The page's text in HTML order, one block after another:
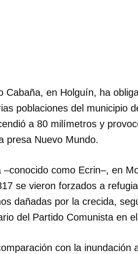
Cabaña, en Holguín, ha
poblaciones del municipio
a 80 milímetros y
presa Nuevo Mundo.
como Ecrin–, en
se vieron forzados a
dañadas por la crecida,
del Partido Comunista en
con la inundación